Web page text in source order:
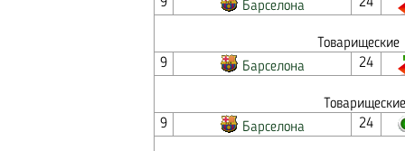
Барселона
9
Барселона 24
9
Барселона 24